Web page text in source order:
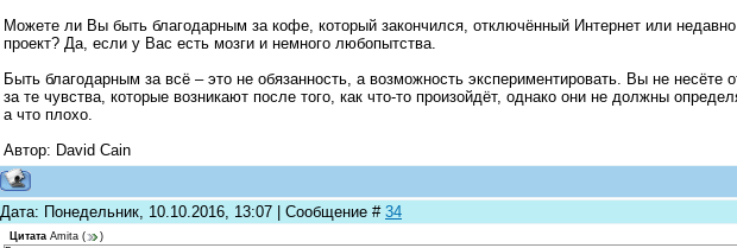
Можете ли Вы быть благодарным за кофе, который закончился, отключённый Интернет или
проект? Да, если у Вас есть мозги и немного любопытства.
Быть благодарным за всё – это не обязанность, а возможность экспериментировать. Вы не несёте
за те чувства, которые возникают после того, как что-то произойдёт, однако они не должны
а что плохо.
Автор: David Cain
Дата: Понедельник, 10.10.2016, 13:07 | Сообщение # 34
Цитата Amita (
)